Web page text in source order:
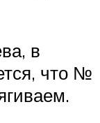
в
что №